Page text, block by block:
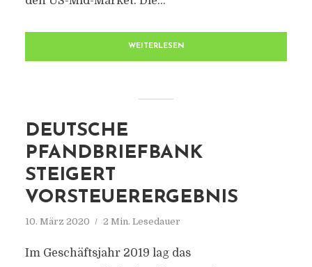
WEITERLESEN
DEUTSCHE
PFANDBRIEFBANK
STEIGERT
VORSTEUERERGEBNIS
10. März 2020 2 Min. Lesedauer
Im Geschäftsjahr 2019 lag das